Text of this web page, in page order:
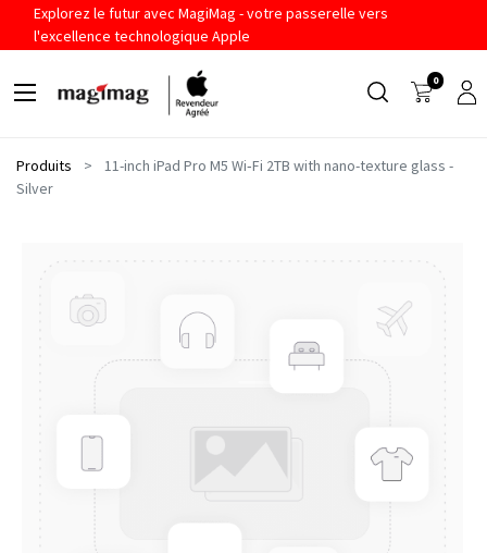
Explorez le futur avec MagiMag - votre passerelle vers
l'excellence technologique Apple
0
Produits
11-inch iPad Pro M5 Wi‑Fi 2TB with nano-texture glass -
Silver